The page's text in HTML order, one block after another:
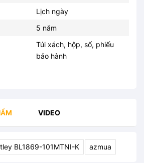
Lịch ngày
5 năm
Túi xách, hộp, sổ, phiếu
bảo hành
VIDEO
BL1869-101MTNI-K azmua